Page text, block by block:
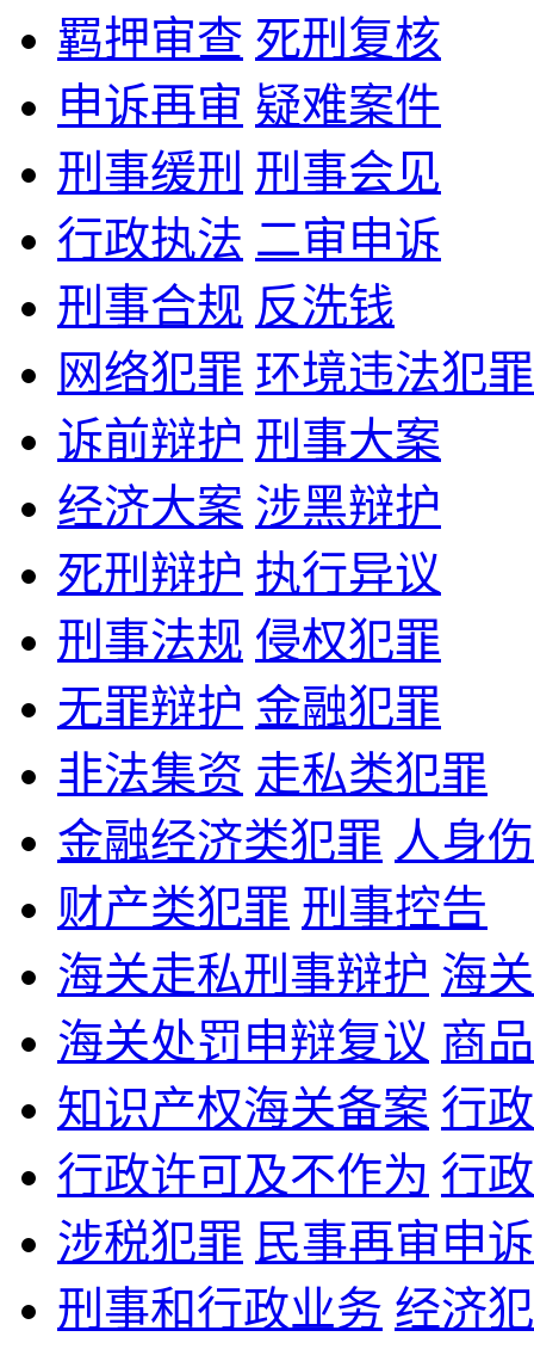
羁押审查 死刑复核
申诉再审 疑难案件
刑事缓刑 刑事会见
行政执法 二审申诉
刑事合规 反洗钱
网络犯罪 环境违法犯罪
诉前辩护 刑事大案
经济大案 涉黑辩护
死刑辩护 执行异议
刑事法规 侵权犯罪
无罪辩护 金融犯罪
非法集资 走私类犯罪
金融经济类犯罪 人身
财产类犯罪 刑事控告
海关走私刑事辩护 海
海关处罚申辩复议 商
知识产权海关备案 行
行政许可及不作为 行
涉税犯罪 民事再审申诉
刑事和行政业务 经济